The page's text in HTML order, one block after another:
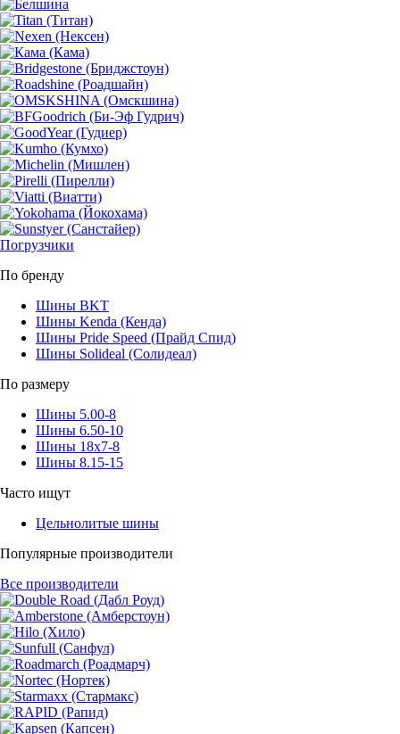
Погрузчики
По бренду
Шины BKT
Шины Kenda (Кенда)
Шины Pride Speed (Прайд Спид)
Шины Solideal (Солидеал)
По размеру
Шины 5.00-8
Шины 6.50-10
Шины 18x7-8
Шины 8.15-15
Часто ищут
Цельнолитые шины
Популярные производители
Все производители